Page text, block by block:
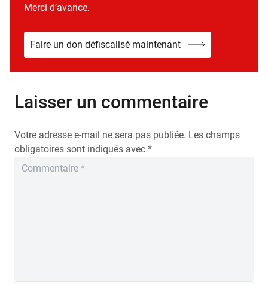
Merci d’avance.
Faire un don défiscalisé maintenant
Laisser un commentaire
Votre adresse e-mail ne sera pas publiée. Les champs
obligatoires sont indiqués avec *